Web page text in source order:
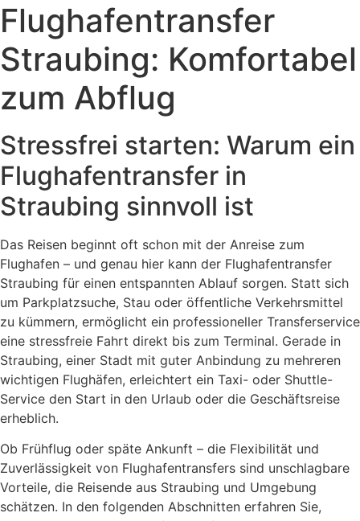
Flughafentransfer
Straubing: Komfortabel
zum Abflug
Stressfrei starten: Warum ein
Flughafentransfer in
Straubing sinnvoll ist
Das Reisen beginnt oft schon mit der Anreise zum
Flughafen – und genau hier kann der Flughafen­transfer
Straubing für einen entspannten Ablauf sorgen. Statt sich
um Parkplatzsuche, Stau oder öffentliche Verkehrsmittel
zu kümmern, ermöglicht ein professioneller Transferservice
eine stressfreie Fahrt direkt bis zum Terminal. Gerade in
Straubing, einer Stadt mit guter Anbindung zu mehreren
wichtigen Flughäfen, erleichtert ein Taxi- oder Shuttle-
Service den Start in den Urlaub oder die Geschäftsreise
erheblich.
Ob Frühflug oder späte Ankunft – die Flexibilität und
Zuverlässigkeit von Flughafentransfers sind unschlagbare
Vorteile, die Reisende aus Straubing und Umgebung
schätzen. In den folgenden Abschnitten erfahren Sie,